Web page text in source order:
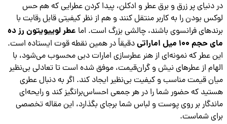
پر زرق و برق عطر و ادکلن، پیدا کردن عطرایی که هم حس
بودن را به کاربر منتقل کنند و هم از نظر کیفیتی قابل رقابت با
فرانسوی باشند، چالشی بزرگ است. اما عطر لوییویتون رز ده
100 میل اماراتی
دقیقاً در همین نقطه قوت ایستاده است.
عطر که نمونه‌ای از هنر عطرسازی امارات دبی محسوب می‌شود، با
از عطرهای نیش و گران‌قیمت، موفق شده است تا تعادلی بی‌نظیر
قیمت مناسب و کیفیت بی‌نظیر ایجاد کند. اگر به دنبال عطری
که حضور شما را در هر جمعی احساس‌برانگیز کند و رایحه‌ای
بر روی پوست و لباس شما برجای بگذارد، این مقاله تخصصی
شماست.